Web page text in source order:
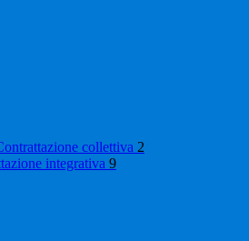
collettiva 2
integrativa 9